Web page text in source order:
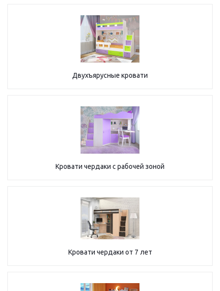
Двухъярусные кровати
Кровати чердаки с рабочей зоной
Кровати чердаки от 7 лет